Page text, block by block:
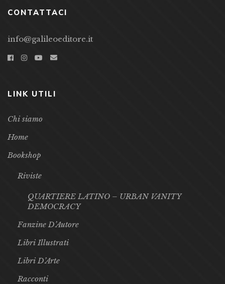
CONTATTACI
info@galileoeditore.it
LINK UTILI
Chi siamo
Home
Bookshop
Riviste
QUARTIERE LATINO – URBAN VANITY
DEMOCRACY
Fanzine D’Autore
Libri Illustrati
Libri D’Arte
Racconti